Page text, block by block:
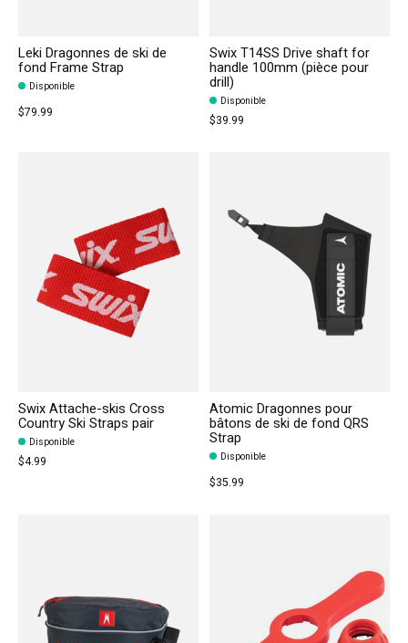
Leki Dragonnes de ski de
fond Frame Strap
Disponible
$79.99
Swix T14SS Drive shaft for
handle 100mm (pièce pour
drill)
Disponible
$39.99
Swix Attache-skis Cross
Country Ski Straps pair
Disponible
$4.99
Atomic Dragonnes pour
bâtons de ski de fond QRS
Strap
Disponible
$35.99